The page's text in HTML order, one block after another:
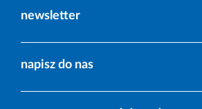
newsletter
napisz do nas